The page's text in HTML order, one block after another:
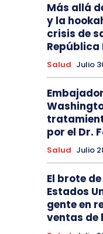
Más allá
y la
crisis de
República
Salud Julio
por el Dr.
Salud Julio
El brote
Estados
gente en
ventas de